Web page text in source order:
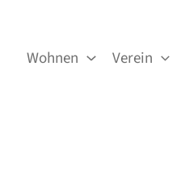
Wohnen Verein